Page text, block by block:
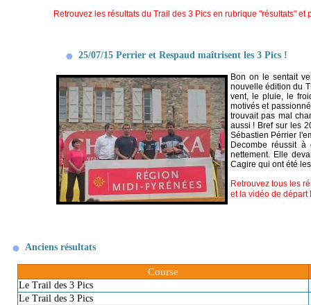
Retrouvez les résultats du Trail des 3 Pics en rubrique "résultats"
25/07/15 Perrier et Respaud maîtrisent les 3 Pics !
Bon on le sentait
nouvelle édition du
vent, le pluie, le
motivés et
trouvait pas mal
aussi ! Bref sur les
Sébastien Pérrier
Decombe réussit
nettement. Elle
Cagire qui ont été
Retrouvez tous les
et la vidéo de départ
Anciens résultats
Course
Le Trail des 3 Pics
Le Trail des 3 Pics